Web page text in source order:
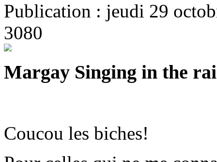
Publication : jeudi 29
3080
Margay Singing in the
Coucou les biches!